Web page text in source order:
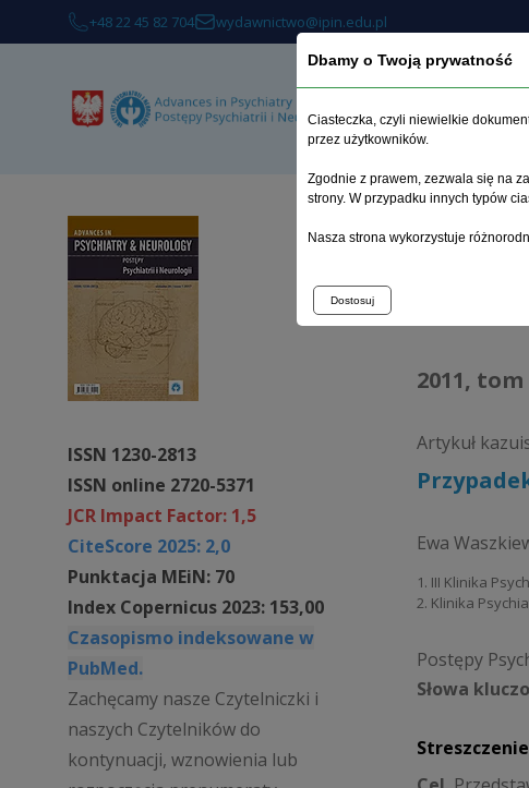
+48 22 45 82 704 wydawnictwo@ipin.edu.pl
O
ISSN 1230-2813
ISSN online 2720-5371
JCR Impact Factor: 1,5
CiteScore 2025: 2,0
Punktacja MEiN: 70
Index Copernicus 2023: 153,00
Czasopismo indeksowane w
PubMed.
Zachęcamy nasze Czytelniczki i
naszych Czytelników do
kontynuacji, wznowienia lub
Strona
2011, tom
Artykuł
Ewa
1. III Klinika
2. Klinika
Postępy
Słowa
Streszczenie
Dbamy o Twoją prywatność
Ciasteczka, czyli niewielkie
przez użytkowników.
Zgodnie z prawem, zezwala się na
strony. W przypadku innych typów
Nasza strona wykorzystuje
Dostosuj